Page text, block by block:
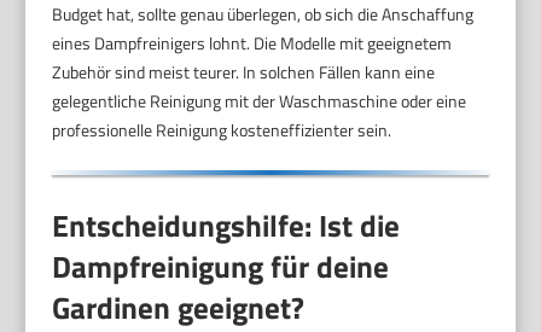
Budget hat, sollte genau überlegen, ob sich die Anschaffung
eines Dampfreinigers lohnt. Die Modelle mit geeignetem
Zubehör sind meist teurer. In solchen Fällen kann eine
gelegentliche Reinigung mit der Waschmaschine oder eine
professionelle Reinigung kosteneffizienter sein.
Entscheidungshilfe: Ist die
Dampfreinigung für deine
Gardinen geeignet?